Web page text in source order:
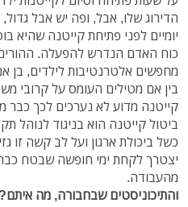
הדירוג שלו, אבל, ופה יש אבל גדול,
יומיים לפני פתיחת קייטנה שהיא
כוח האדם הנדרש להפעלה.
מחפשים אלטרנטיבות לילדים, בן
בין אם מטילים העומס על קרובי
קייטנה מדוע לא נערכים לכך כבר
ביטול קייטנה הוא בניגוד לנוהל
כשל ביכולת ארגון ועל לב קשה זו
יצטרך לקחת ימי חופשה שבטח
מהעבודה.
והתיכוניסטים שבחבורה, מה איתם?